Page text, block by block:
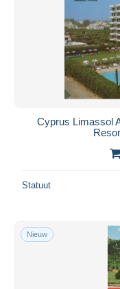
Cyprus Limassol
Statuut
Nieuw